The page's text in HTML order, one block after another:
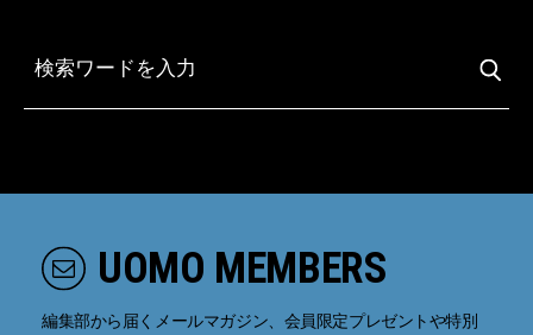
UOMO MEMBERS
編集部から届くメールマガジン、会員限定プレゼントや特別